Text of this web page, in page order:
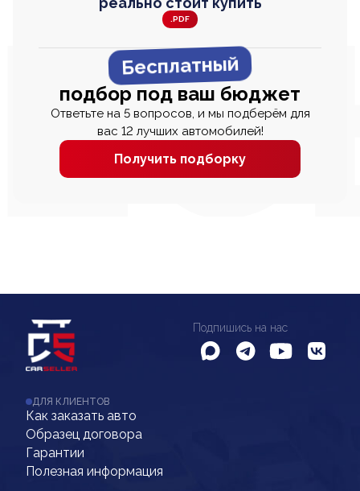
.PDF
Бесплатный
подбор под ваш бюджет
Ответьте на 5 вопросов, и мы подберём для
вас 12 лучших автомобилей!
Получить подборку
Подпишись на нас
ДЛЯ КЛИЕНТОВ
Как заказать авто
Образец договора
Гарантии
Полезная информация